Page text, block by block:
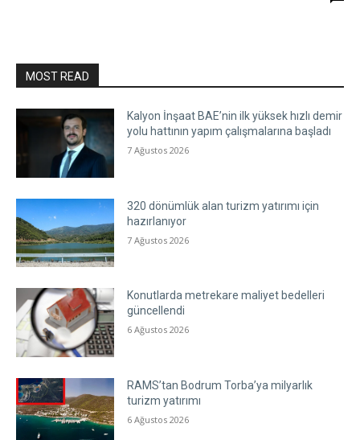
MOST READ
Kalyon İnşaat BAE’nin ilk yüksek hızlı demir
yolu hattının yapım çalışmalarına başladı
7 Ağustos 2026
320 dönümlük alan turizm yatırımı için
hazırlanıyor
7 Ağustos 2026
Konutlarda metrekare maliyet bedelleri
güncellendi
6 Ağustos 2026
RAMS’tan Bodrum Torba’ya milyarlık
turizm yatırımı
6 Ağustos 2026